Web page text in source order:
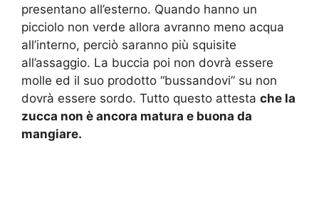
presentano all’esterno. Quando hanno un
picciolo non verde allora avranno meno acqua
all’interno, perciò saranno più squisite
all’assaggio. La buccia poi non dovrà essere
molle ed il suo prodotto “bussandovi” su non
dovrà essere sordo. Tutto questo attesta che la
zucca non è ancora matura e buona da
mangiare.